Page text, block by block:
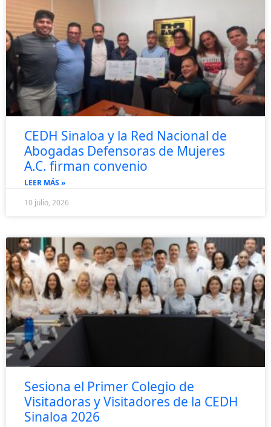
CEDH Sinaloa y la Red Nacional de
Abogadas Defensoras de Mujeres
A.C. firman convenio
LEER MÁS »
10 julio, 2026
Sesiona el Primer Colegio de
Visitadoras y Visitadores de la CEDH
Sinaloa 2026